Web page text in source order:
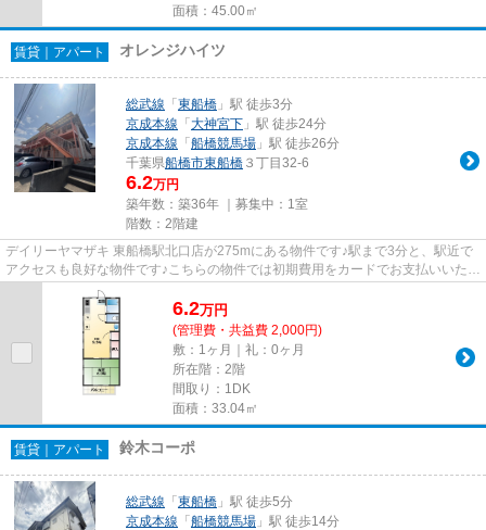
面積：45.00㎡
賃貸｜アパート オレンジハイツ
総武線 「 東船橋 」駅 徒歩3分
京成本線 「 大神宮下 」駅 徒歩24分
京成本線 「 船橋競馬場 」駅 徒歩26分
千葉県船橋市東船橋 ３丁目32-6
6.2万円
築年数：築36年 ｜募集中： 1室
階数：2階建
デイリーヤマザキ 東船橋駅北口店が275mにある物件です♪駅まで3分と、駅近で
アクセスも良好な物件です♪こちらの物件では初期費用をカードでお支払いいただ
けます♪こちらの物件はアパー...
6.2万円
(管理費・共益費 2,000円)
敷：1ヶ月｜礼：0ヶ月
所在階：2階
間取り：1DK
面積：33.04㎡
賃貸｜アパート 鈴木コーポ
総武線 「 東船橋 」駅 徒歩5分
京成本線 「 船橋競馬場 」駅 徒歩14分